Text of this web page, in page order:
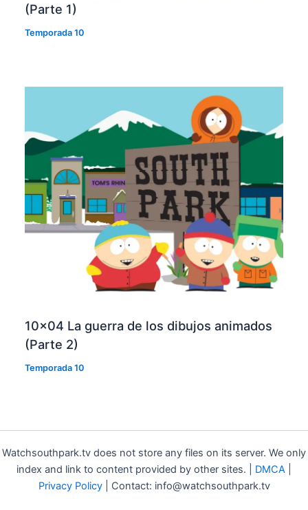
(Parte 1)
Temporada 10
10×04 La guerra de los dibujos animados
(Parte 2)
Temporada 10
Watchsouthpark.tv does not store any files on its server. We only
index and link to content provided by other sites. | DMCA
Privacy Policy| Contact: info@watchsouthpark.tv